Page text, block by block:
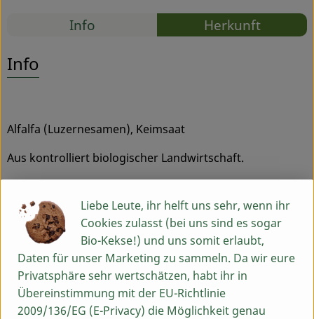
Rezepte
Info Herkunft
Info
Alfalfa (Luzernesamen), Keimsaat
Aus kontrolliert biologischer Landwirtschaft.
Hersteller: Wurdies, Kreuzweg 6, 92557 Weiding,
Deutschland
DE-ÖKO-003 Kontrollstelle
Produktinformationen
Liebe Leute, ihr helft uns sehr, wenn ihr
Cookies zulasst (bei uns sind es sogar
Bio-Kekse!) und uns somit erlaubt,
Daten für unser Marketing zu sammeln. Da wir eure
Privatsphäre sehr wertschätzen, habt ihr in
Übereinstimmung mit der EU-Richtlinie
2009/136/EG (E-Privacy) die Möglichkeit genau